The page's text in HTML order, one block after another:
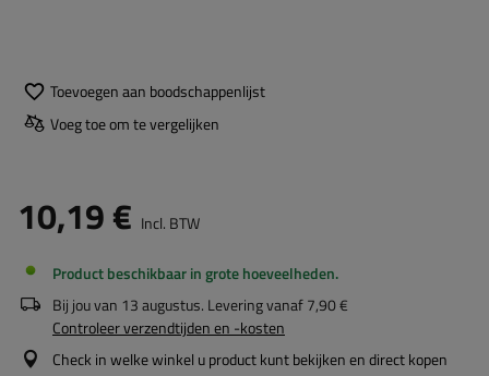
Toevoegen aan boodschappenlijst
Voeg toe om te vergelijken
10,19 € Incl. BTW
Product beschikbaar in grote hoeveelheden
Bij jou van 13 augustus. Levering vanaf7,90 €
Controleer verzendtijden en -kosten
Check in welke winkel u product kunt bekijken en direct kopen